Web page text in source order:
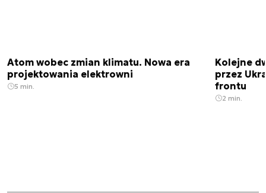
Atom wobec zmian klimatu. Nowa era
projektowania elektrowni
5 min.
Kolejne
przez
frontu
2 min.